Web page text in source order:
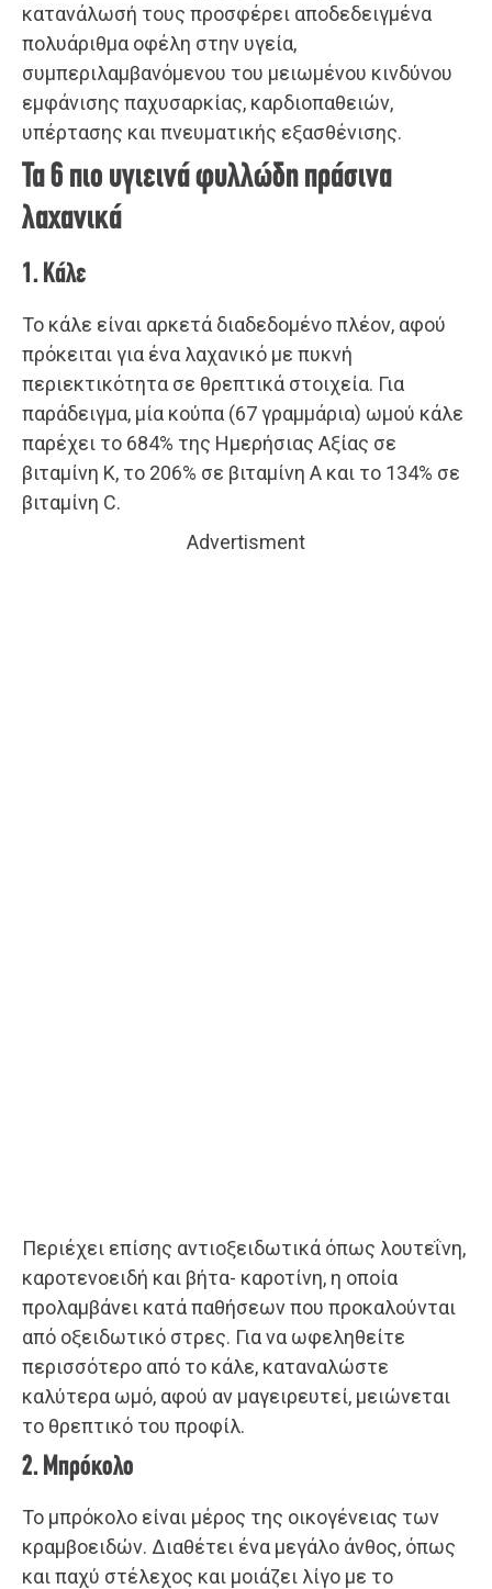
κατανάλωσή τους προσφέρει αποδεδειγμένα
πολυάριθμα οφέλη στην υγεία,
συμπεριλαμβανόμενου του μειωμένου κινδύνου
εμφάνισης παχυσαρκίας, καρδιοπαθειών,
υπέρτασης και πνευματικής εξασθένισης.
Τα 6 πιο υγιεινά φυλλώδη πράσινα
λαχανικά
1. Κάλε
Το κάλε είναι αρκετά διαδεδομένο πλέον, αφού
πρόκειται για ένα λαχανικό με πυκνή
περιεκτικότητα σε θρεπτικά στοιχεία. Για
παράδειγμα, μία κούπα (67 γραμμάρια) ωμού κάλε
παρέχει το 684% της Ημερήσιας Αξίας σε
βιταμίνη Κ, το 206% σε βιταμίνη Α και το 134% σε
βιταμίνη C.
Advertisment
Περιέχει επίσης αντιοξειδωτικά όπως λουτεΐνη,
καροτενοειδή και βήτα- καροτίνη, η οποία
προλαμβάνει κατά παθήσεων που προκαλούνται
από οξειδωτικό στρες. Για να ωφεληθείτε
περισσότερο από το κάλε, καταναλώστε
καλύτερα ωμό, αφού αν μαγειρευτεί, μειώνεται
το θρεπτικό του προφίλ.
2. Μπρόκολο
Το μπρόκολο είναι μέρος της οικογένειας των
κραμβοειδών. Διαθέτει ένα μεγάλο άνθος, όπως
και παχύ στέλεχος και μοιάζει λίγο με το